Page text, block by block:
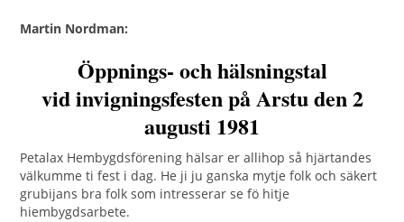
Martin Nordman:
Öppnings- och hälsningstal
vid invigningsfesten på Arstu den 2
augusti 1981
Petalax Hembygdsförening hälsar er allihop så hjärtandes
välkumme ti fest i dag. He ji ju ganska mytje folk och säkert
grubijans bra folk som intresserar se fö hitje
hiembygdsarbete.